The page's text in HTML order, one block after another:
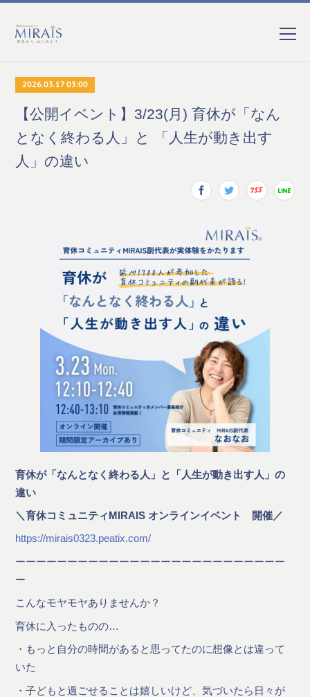
2026.03.17 03:00
【公開イベント】3/23(月) 育休が「なん
となく終わる人」と 「人生が動き出す
人」の違い
育休が「なんとなく終わる人」と「人生が動き出す人」の
違い
＼育休コミュニティMIRAIS オンラインイベント 開催／
https://mirais0323.peatix.com/
ーーーーーーーーーーーーーーーーーーーーーーーーーー
ー
こんなモヤモヤありませんか？
育休に入ったものの…
・もっと自分の時間があると思ってたのに想像とは違って
いた
・子どもと過ごせることは嬉しいけど、気づいたら日々が